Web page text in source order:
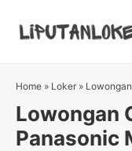
Home » Loker »
Lowongan
Panasonic